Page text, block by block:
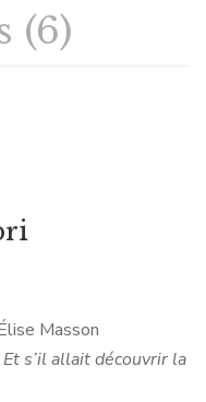
(6)
Masson
s’il allait découvrir la